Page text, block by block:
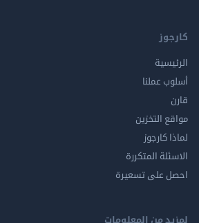
كارجوز
الرئيسية
أسلوب عملنا
قارن
مواقع التخزين
لماذا كارجوز
الاسئلة المتكررة
احصل على تسعيرة
لمزيد من المعلومات